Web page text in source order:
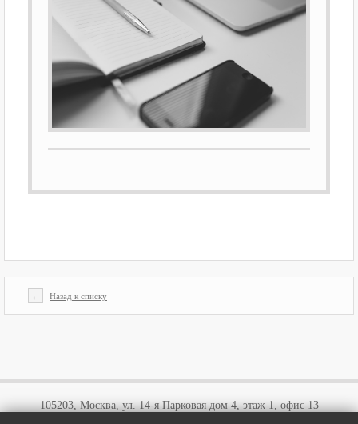
← Назад к списку
105203, Москва, ул. 14-я Парковая дом 4, этаж 1, офис 13